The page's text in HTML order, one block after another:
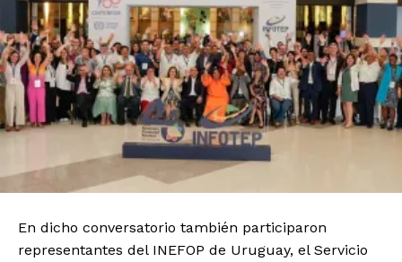
En dicho conversatorio también participaron
representantes del INEFOP de Uruguay, el Servicio